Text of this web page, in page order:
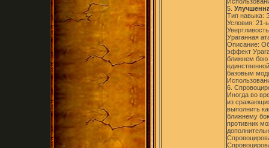
5.
Тип навыка:
Условия: 21-
Ураганная
Описание:
эффект
ближнем бою
базовым
6.
Иногда во
из
выполнить
ближнему
противник